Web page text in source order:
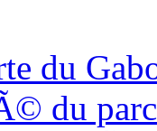
du
du